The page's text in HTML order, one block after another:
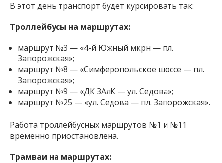
В этот день транспорт будет курсировать так:
Троллейбусы на маршрутах:
маршрут №3 — «4-й Южный мкрн — пл.
Запорожская»;
маршрут №8 — «Симферопольское шоссе — пл.
Запорожская»;
маршрут №9 — «ДК ЗАлК — ул. Седова»;
маршрут №25 — «ул. Седова — пл. Запорожская».
Работа троллейбусных маршрутов №1 и №11
временно приостановлена.
Трамваи на маршрутах: